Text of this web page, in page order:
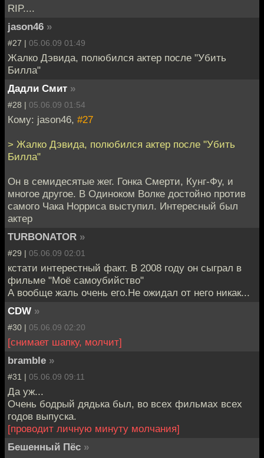
RIP....
jason46 »
#27 | 05.06.09 01:49
Жалко Дэвида, полюбился актер после "Убить
Билла"
Дадли Смит »
#28 | 05.06.09 01:54
Кому: jason46, #27
> Жалко Дэвида, полюбился актер после "Убить
Билла"
Он в семидесятые жег. Гонка Смерти, Кунг-Фу, и
многое другое. В Одиноком Волке достойно против
самого Чака Норриса выступил. Интересный был
актер
TURBONATOR »
#29 | 05.06.09 02:01
кстати интерестный факт. В 2008 году он сыграл в
фильме "Моё самоубийство"
А вообще жаль очень его.Не ожидал от него никак...
CDW »
#30 | 05.06.09 02:20
[снимает шапку, молчит]
bramble »
#31 | 05.06.09 09:11
Да уж...
Очень бодрый дядька был, во всех фильмах всех
годов выпуска.
[проводит личную минуту молчания]
Бешенный Пёс »